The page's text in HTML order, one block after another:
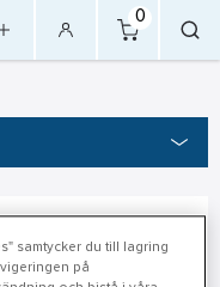
0
samtycker du till lagring
på